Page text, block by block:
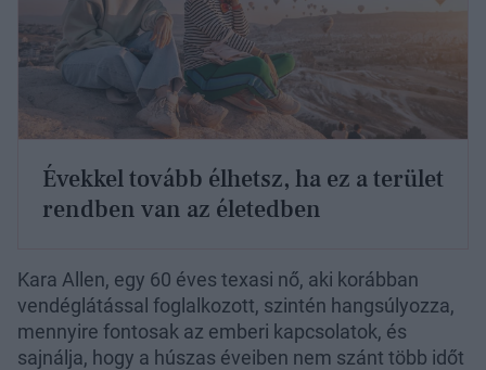
Évekkel tovább élhetsz, ha ez a terület
rendben van az életedben
Kara Allen, egy 60 éves texasi nő, aki korábban
vendéglátással foglalkozott, szintén hangsúlyozza,
mennyire fontosak az emberi kapcsolatok, és
sajnálja, hogy a húszas éveiben nem szánt több időt